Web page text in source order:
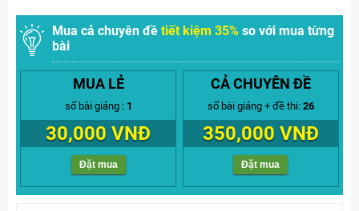
Mua cả chuyên đề tiết kiệm 35% so với mua từng
bài
MUA LẺ
số bài giảng : 1
30,000 VNĐ
Đặt mua
CẢ CHUYÊN ĐỀ
số bài giảng + đề thi: 26
350,000 VNĐ
Đặt mua